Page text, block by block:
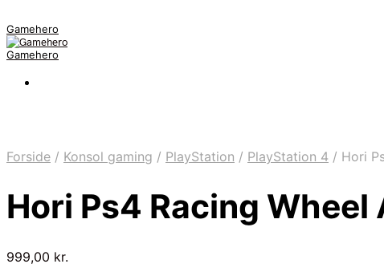
Gamehero
Gamehero
Forside / Konsol gaming / PlayStation / PlayStation 4 / Hori
Hori Ps4 Racing Wheel
999,00 kr.